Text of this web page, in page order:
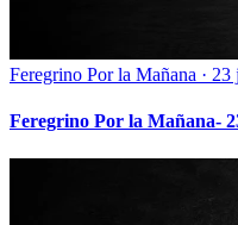
Feregrino Por la Mañana · 23
Feregrino Por la Mañana-